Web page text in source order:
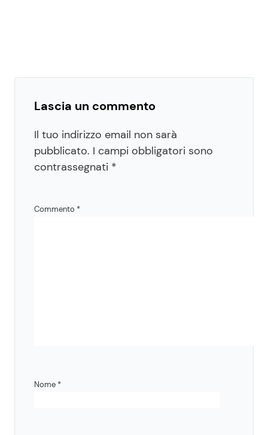
Lascia un commento
Il tuo indirizzo email non sarà
pubblicato. I campi obbligatori sono
contrassegnati *
Commento *
Nome *